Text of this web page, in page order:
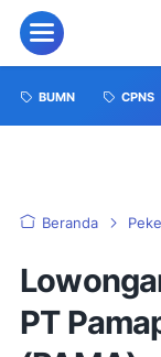
BUMN CPNS
Beranda
PT